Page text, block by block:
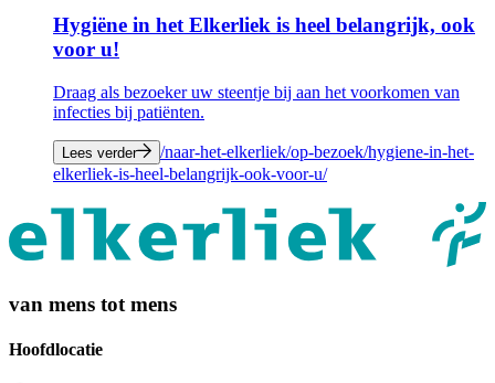
Hygiëne in het Elkerliek is heel belangrijk, ook
voor u!
Draag als bezoeker uw steentje bij aan het voorkomen van
infecties bij patiënten.
Lees verder
/naar-het-elkerliek/op-bezoek/hygiene-in-het-
elkerliek-is-heel-belangrijk-ook-voor-u/
van mens tot mens
Hoofdlocatie